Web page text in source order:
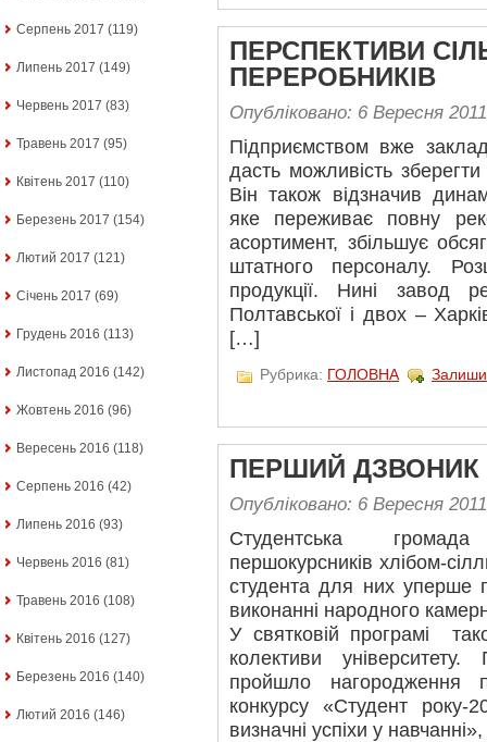
Серпень 2017 (119)
Липень 2017 (149)
Червень 2017 (83)
Травень 2017 (95)
Квітень 2017 (110)
Березень 2017 (154)
Лютий 2017 (121)
Січень 2017 (69)
Грудень 2016 (113)
Листопад 2016 (142)
Жовтень 2016 (96)
Вересень 2016 (118)
Серпень 2016 (42)
Липень 2016 (93)
Червень 2016 (81)
Травень 2016 (108)
Квітень 2016 (127)
Березень 2016 (140)
Лютий 2016 (146)
ПЕРСПЕКТИВИ
ПЕРЕРОБНИКІВ
Опубліковано: 6 Вересня 2011
Підприємством вже
дасть можливість
Він також відзначив
яке переживає повну
асортимент, збільшує
штатного персоналу.
продукції. Нині завод
Полтавської і двох –
[…]
Рубрика: ГОЛОВНА
ПЕРШИЙ ДЗВОНИК
Опубліковано: 6 Вересня 2011
Студентська
першокурсників хлібом-
студента для них уперше
виконанні народного
У святковій програмі
колективи
пройшло нагородження
конкурсу «Студент року-
визначні успіхи у